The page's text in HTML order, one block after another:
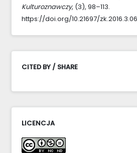
Kulturoznawczy, (3), 98–113.
https://doi.org/10.21697/zk.2016.3.06
CITED BY / SHARE
LICENCJA